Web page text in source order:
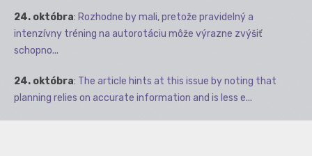
24. októbra: Rozhodne by mali, pretože pravidelný a
intenzívny tréning na autorotáciu môže výrazne zvýšiť
schopno...
24. októbra: The article hints at this issue by noting that
planning relies on accurate information and is less e...